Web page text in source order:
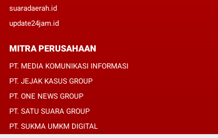
suaradaerah.id
update24jam.id
MITRA PERUSAHAAN
PT. MEDIA KOMUNIKASI INFORMASI
PT. JEJAK KASUS GROUP
PT. ONE NEWS GROUP
PT. SATU SUARA GROUP
PT. SUKMA UMKM DIGITAL